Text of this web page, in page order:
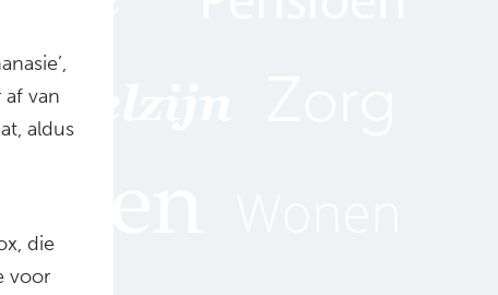
af van
aldus
die
voor